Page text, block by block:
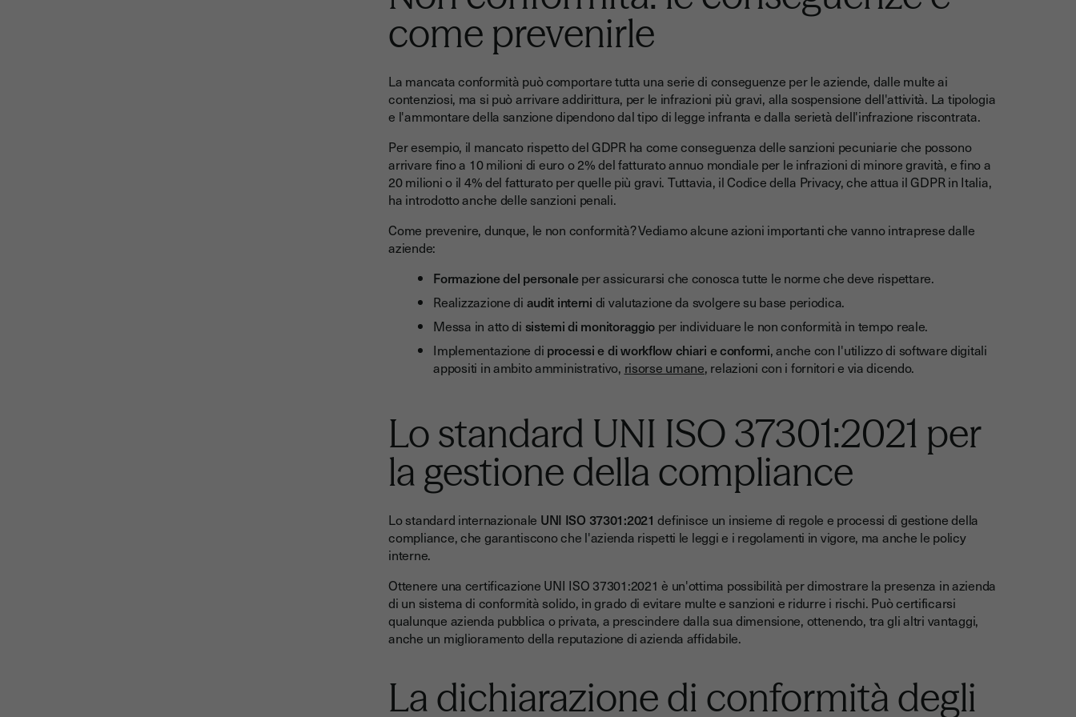
come prevenirle
La mancata conformità può comportare tutta una serie di conseguenze per le aziende, dalle multe ai
contenziosi, ma si può arrivare addirittura, per le infrazioni più gravi, alla sospensione dell'attività. La tipologia
e l'ammontare della sanzione dipendono dal tipo di legge infranta e dalla serietà dell'infrazione riscontrata.
Per esempio, il mancato rispetto del GDPR ha come conseguenza delle sanzioni pecuniarie che possono
arrivare fino a 10 milioni di euro o 2% del fatturato annuo mondiale per le infrazioni di minore gravità, e fino a
20 milioni o il 4% del fatturato per quelle più gravi. Tuttavia, il Codice della Privacy, che attua il GDPR in Italia,
ha introdotto anche delle sanzioni penali.
Come prevenire, dunque, le non conformità? Vediamo alcune azioni importanti che vanno intraprese dalle
aziende:
Formazione del personaleper assicurarsi che conosca tutte le norme che deve rispettare.
Realizzazione di audit interni di valutazione da svolgere su base periodica.
Messa in atto di sistemi di monitoraggio per individuare le non conformità in tempo reale.
Implementazione di processi e di workflow chiari e conformi, anche con l'utilizzo di software digitali
appositi in ambito amministrativo, risorse umane, relazioni con i fornitori e via dicendo.
Lo standard UNI ISO 37301:2021 per
la gestione della compliance
Lo standard internazionale UNI ISO 37301:2021 definisce un insieme di regole e processi di gestione della
compliance, che garantiscono che l'azienda rispetti le leggi e i regolamenti in vigore, ma anche le policy
interne.
Ottenere una certificazione UNI ISO 37301:2021 è un'ottima possibilità per dimostrare la presenza in azienda
di un sistema di conformità solido, in grado di evitare multe e sanzioni e ridurre i rischi. Può certificarsi
qualunque azienda pubblica o privata, a prescindere dalla sua dimensione, ottenendo, tra gli altri vantaggi,
anche un miglioramento della reputazione di azienda affidabile.
La dichiarazione di conformità degli